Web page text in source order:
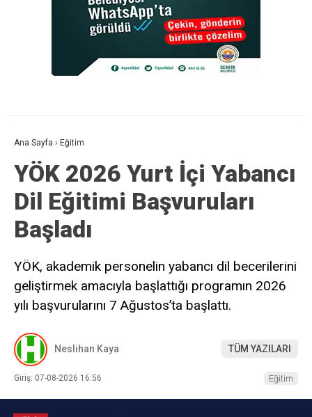
Ana Sayfa › Eğitim
YÖK 2026 Yurt İçi Yabancı
Dil Eğitimi Başvuruları
Başladı
YÖK, akademik personelin yabancı dil becerilerini
geliştirmek amacıyla başlattığı programın 2026
yılı başvurularını 7 Ağustos’ta başlattı.
Neslihan Kaya TÜM YAZILARI
Giriş: 07-08-2026 16:56 Eğitim